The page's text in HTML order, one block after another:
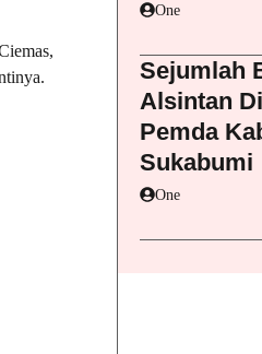
One
Sejumlah
Alsintan
Pemda
Sukabumi
One